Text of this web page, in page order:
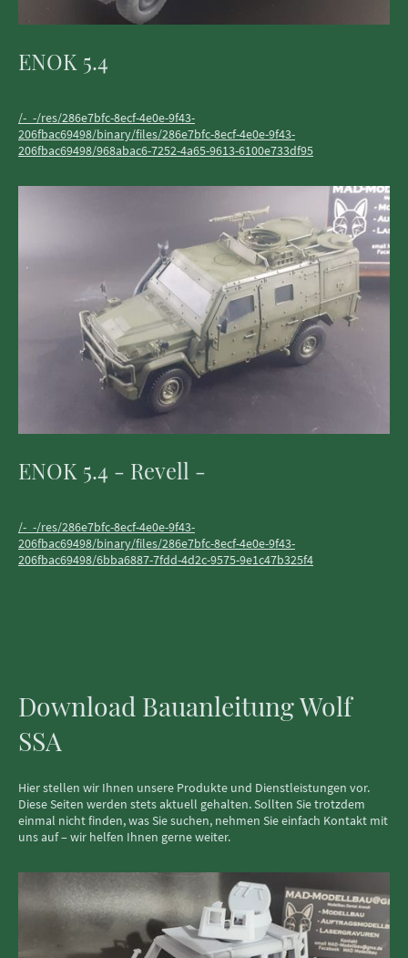
ENOK 5.4
/-_-/res/286e7bfc-8ecf-4e0e-9f43-
206fbac69498/binary/files/286e7bfc-8ecf-4e0e-9f43-
206fbac69498/968abac6-7252-4a65-9613-6100e733df95
ENOK 5.4 - Revell -
/-_-/res/286e7bfc-8ecf-4e0e-9f43-
206fbac69498/binary/files/286e7bfc-8ecf-4e0e-9f43-
206fbac69498/6bba6887-7fdd-4d2c-9575-9e1c47b325f4
Download Bauanleitung Wolf
SSA
Hier stellen wir Ihnen unsere Produkte und Dienstleistungen vor.
Diese Seiten werden stets aktuell gehalten. Sollten Sie trotzdem
einmal nicht finden, was Sie suchen, nehmen Sie einfach Kontakt mit
uns auf – wir helfen Ihnen gerne weiter.